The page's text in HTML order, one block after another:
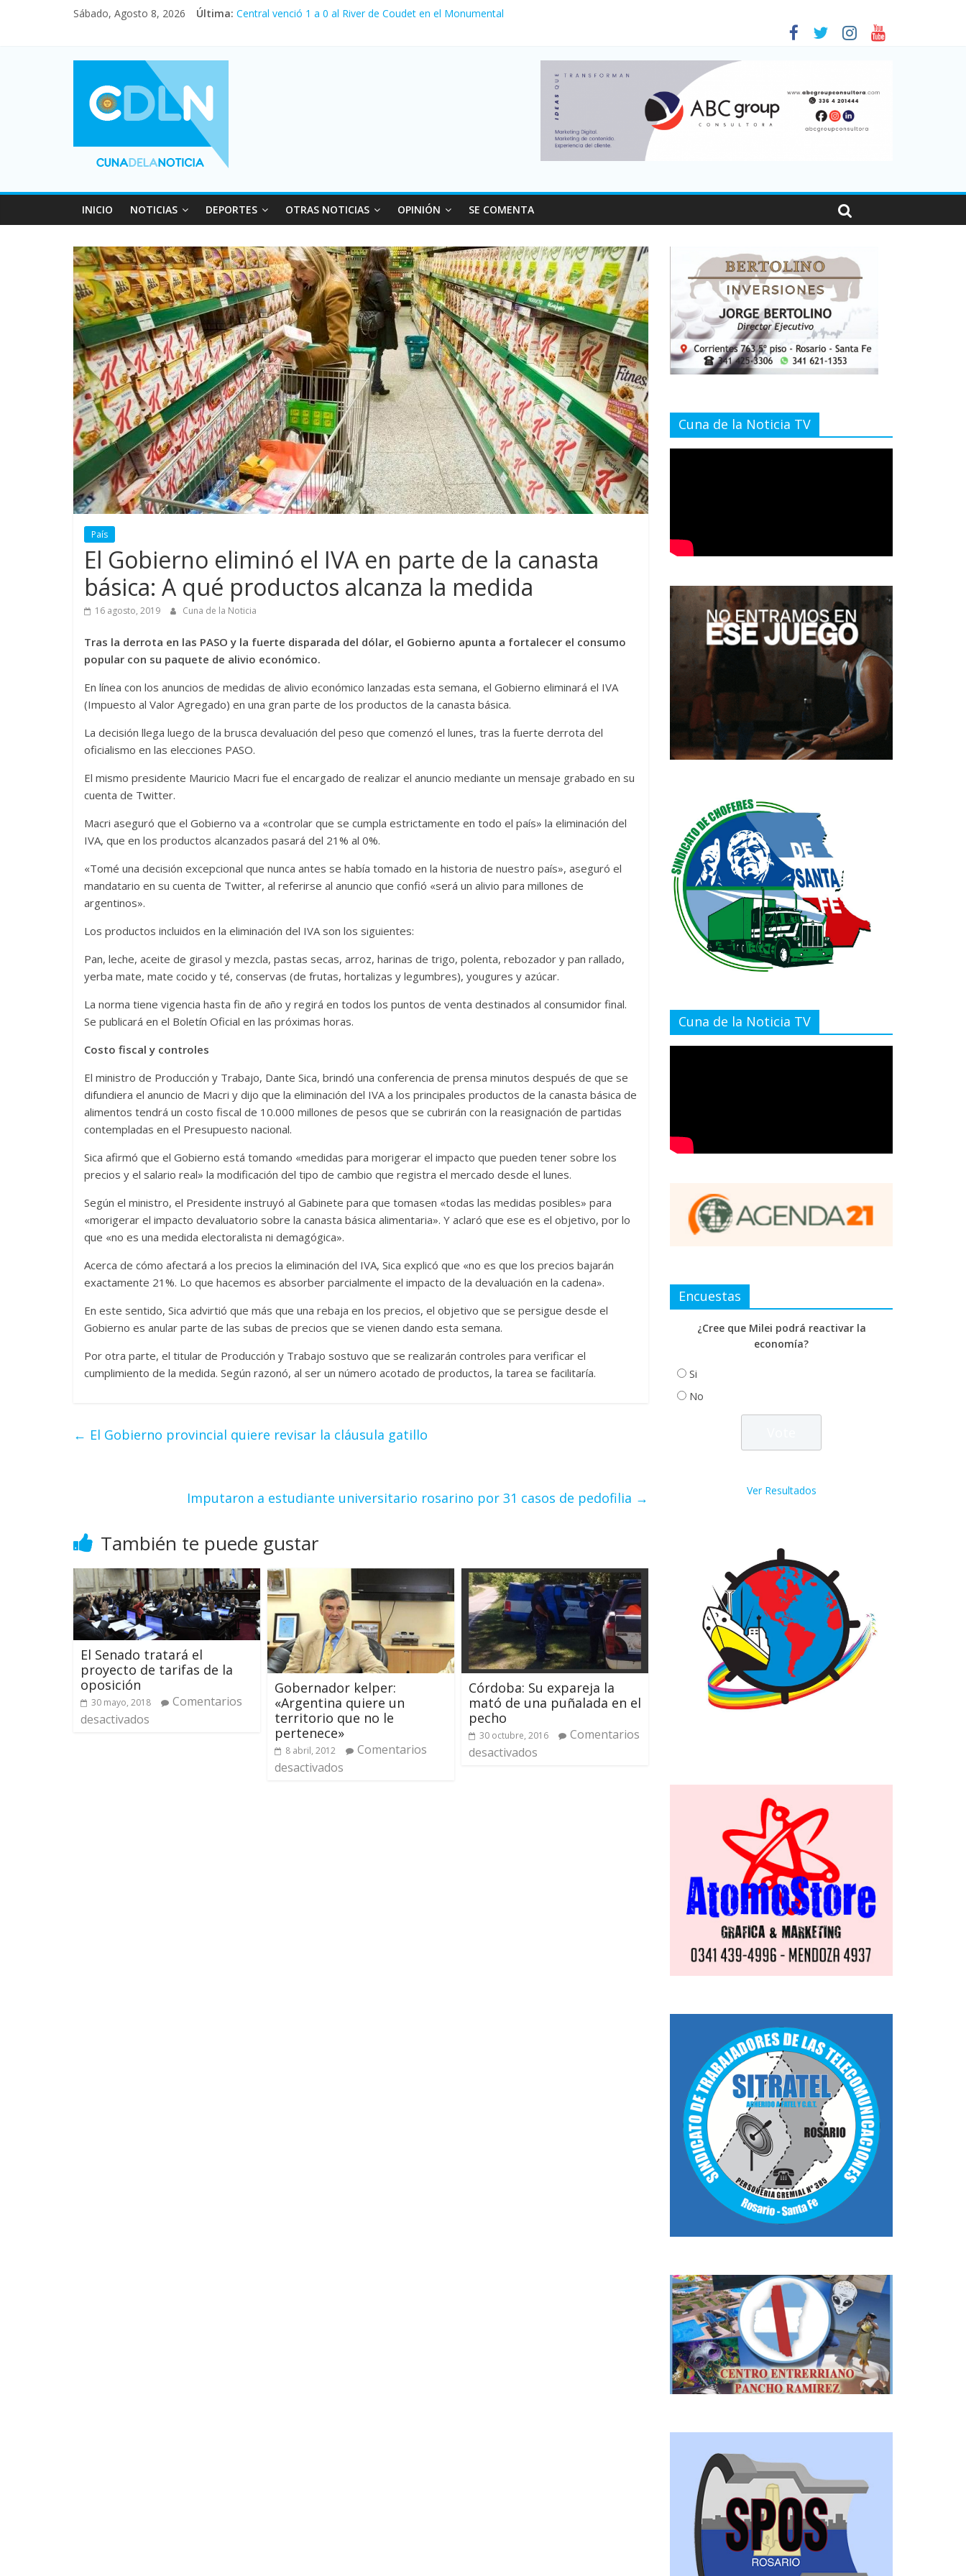
Sábado, Agosto 8, 2026 Última: Central venció 1 a 0 al River de Coudet en el Monumental
Vacaciones de invierno con más movimiento y consumo turístico: 4,6 millones de personas viajaron por el país, un 5,9% más que en 2025
Fuerte caída de la venta de autos usados en julio: bajó un 12,6% interanual
INICIO NOTICIAS DEPORTES OTRAS NOTICIAS OPINIÓN SE COMENTA
País
El Gobierno eliminó el IVA en parte de la canasta
básica: A qué productos alcanza la medida
16 agosto, 2019 Cuna de la Noticia
Tras la derrota en las PASO y la fuerte disparada del dólar, el Gobierno apunta a fortalecer el consumo
popular con su paquete de alivio económico.
En línea con los anuncios de medidas de alivio económico lanzadas esta semana, el Gobierno eliminará el IVA
(Impuesto al Valor Agregado) en una gran parte de los productos de la canasta básica.
La decisión llega luego de la brusca devaluación del peso que comenzó el lunes, tras la fuerte derrota del
oficialismo en las elecciones PASO.
El mismo presidente Mauricio Macri fue el encargado de realizar el anuncio mediante un mensaje grabado en su
cuenta de Twitter.
Macri aseguró que el Gobierno va a «controlar que se cumpla estrictamente en todo el país» la eliminación del
IVA, que en los productos alcanzados pasará del 21% al 0%.
«Tomé una decisión excepcional que nunca antes se había tomado en la historia de nuestro país», aseguró el
mandatario en su cuenta de Twitter, al referirse al anuncio que confió «será un alivio para millones de
argentinos».
Los productos incluidos en la eliminación del IVA son los siguientes:
Pan, leche, aceite de girasol y mezcla, pastas secas, arroz, harinas de trigo, polenta, rebozador y pan rallado,
yerba mate, mate cocido y té, conservas (de frutas, hortalizas y legumbres), yougures y azúcar.
La norma tiene vigencia hasta fin de año y regirá en todos los puntos de venta destinados al consumidor final.
Se publicará en el Boletín Oficial en las próximas horas.
Costo fiscal y controles
El ministro de Producción y Trabajo, Dante Sica, brindó una conferencia de prensa minutos después de que se
difundiera el anuncio de Macri y dijo que la eliminación del IVA a los principales productos de la canasta básica de
alimentos tendrá un costo fiscal de 10.000 millones de pesos que se cubrirán con la reasignación de partidas
contempladas en el Presupuesto nacional.
Sica afirmó que el Gobierno está tomando «medidas para morigerar el impacto que pueden tener sobre los
precios y el salario real» la modificación del tipo de cambio que registra el mercado desde el lunes.
Según el ministro, el Presidente instruyó al Gabinete para que tomasen «todas las medidas posibles» para
«morigerar el impacto devaluatorio sobre la canasta básica alimentaria». Y aclaró que ese es el objetivo, por lo
que «no es una medida electoralista ni demagógica».
Acerca de cómo afectará a los precios la eliminación del IVA, Sica explicó que «no es que los precios bajarán
exactamente 21%. Lo que hacemos es absorber parcialmente el impacto de la devaluación en la cadena».
En este sentido, Sica advirtió que más que una rebaja en los precios, el objetivo que se persigue desde el
Gobierno es anular parte de las subas de precios que se vienen dando esta semana.
Por otra parte, el titular de Producción y Trabajo sostuvo que se realizarán controles para verificar el
cumplimiento de la medida. Según razonó, al ser un número acotado de productos, la tarea se facilitaría.
← El Gobierno provincial quiere revisar la cláusula gatillo
Imputaron a estudiante universitario rosarino por 31 casos de pedofilia →
También te puede gustar
El Senado tratará el
proyecto de tarifas de la
oposición
30 mayo, 2018
Comentarios
desactivados
Gobernador kelper:
«Argentina quiere un
territorio que no le
pertenece»
8 abril, 2012
Comentarios
desactivados
Córdoba: Su expareja la
mató de una puñalada en el
pecho
30 octubre, 2016
Comentarios
desactivados
Cuna de la Noticia TV
Cuna de la Noticia TV
Encuestas
¿Cree que Milei podrá reactivar la
economía?
Si
No
Ver Resultados